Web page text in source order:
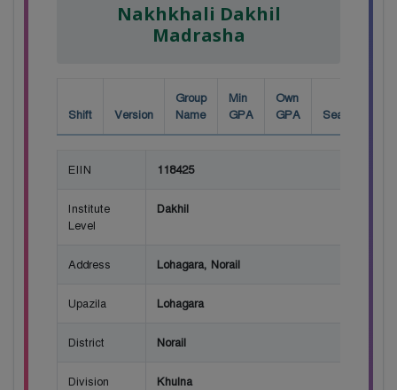
Nakhkhali Dakhil
Madrasha
Shift Version
Group
Name
Min
GPA
Own
GPA
Seat
EIIN 118425
Institute
Level
Dakhil
Address Lohagara, Norail
Upazila Lohagara
District Norail
Division Khulna